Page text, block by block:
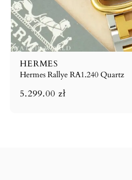
HERMES
Hermes Rallye RA1.240 Quartz
5.299.00 zł